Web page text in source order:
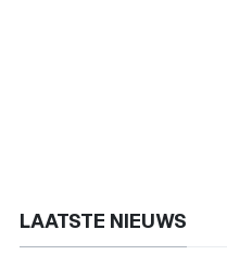
LAATSTE NIEUWS